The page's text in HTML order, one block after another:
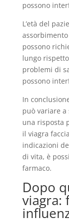
possono
L’età del
possono
lungo
problemi di
possono
In
può variare
una risposta
il viagra
indicazioni
di vita, è
farmaco.
Dopo
viagra: